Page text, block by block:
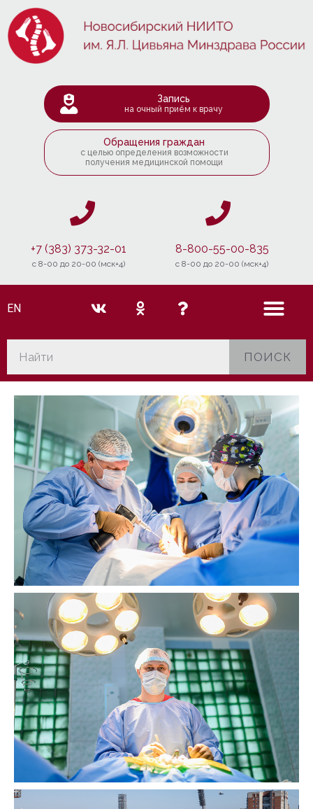
Запись
на очный приём к врачу
Обращения граждан
с целью определения возможности
получения медицинской помощи
+7 (383) 373-32-01
c 8-00 до 20-00 (мск+4)
8-800-55-00-835
c 8-00 до 20-00 (мск+4)
EN
ПОИСК